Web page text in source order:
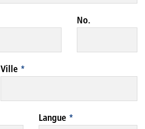
No.
Ville *
Langue *